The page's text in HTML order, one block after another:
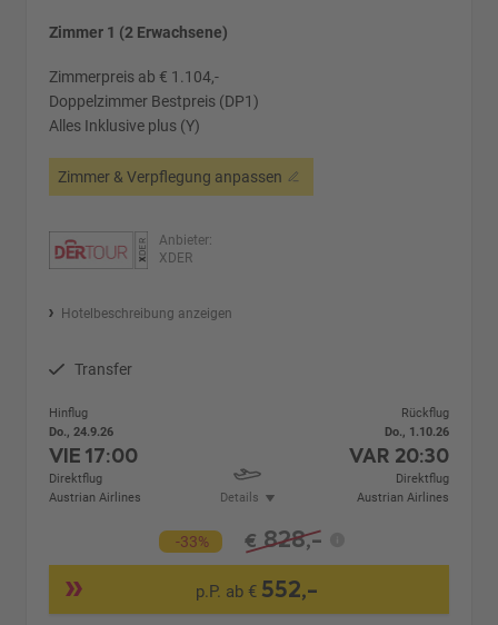
Zimmer 1 (2 Erwachsene)
Zimmerpreis ab € 1.104,-
Doppelzimmer Bestpreis (DP1)
Alles Inklusive plus (Y)
Zimmer & Verpflegung anpassen
Anbieter:
XDER
Hotelbeschreibung anzeigen
Transfer
Hinflug
Do., 24.9.26
VIE17:00
Direktflug
Austrian Airlines
Details
Rückflug
Do., 1.10.26
VAR 20:30
Direktflug
Austrian Airlines
-33% € 828,-
p.P. ab € 552,-